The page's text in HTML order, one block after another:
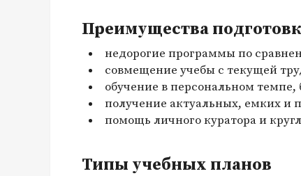
Преимущества
недорогие программы по
совмещение учебы с текущей
обучение в персональном темпе,
получение актуальных, емких и
помощь личного куратора и
Типы учебных планов